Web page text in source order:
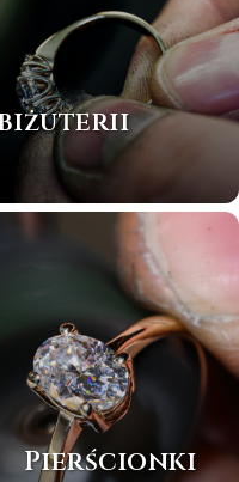
Pierścionki